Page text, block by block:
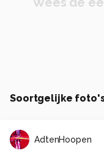
Soortgelijke
AdtenHoopen